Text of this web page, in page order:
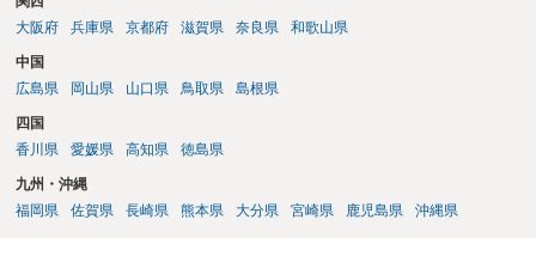
大阪府
兵庫県 京都府 滋賀県 奈良県 和歌山県
中国
広島県
岡山県 山口県 鳥取県 島根県
四国
香川県
愛媛県 高知県 徳島県
九州・沖縄
福岡県
佐賀県 長崎県 熊本県 大分県 宮崎県 鹿児島県 沖縄県